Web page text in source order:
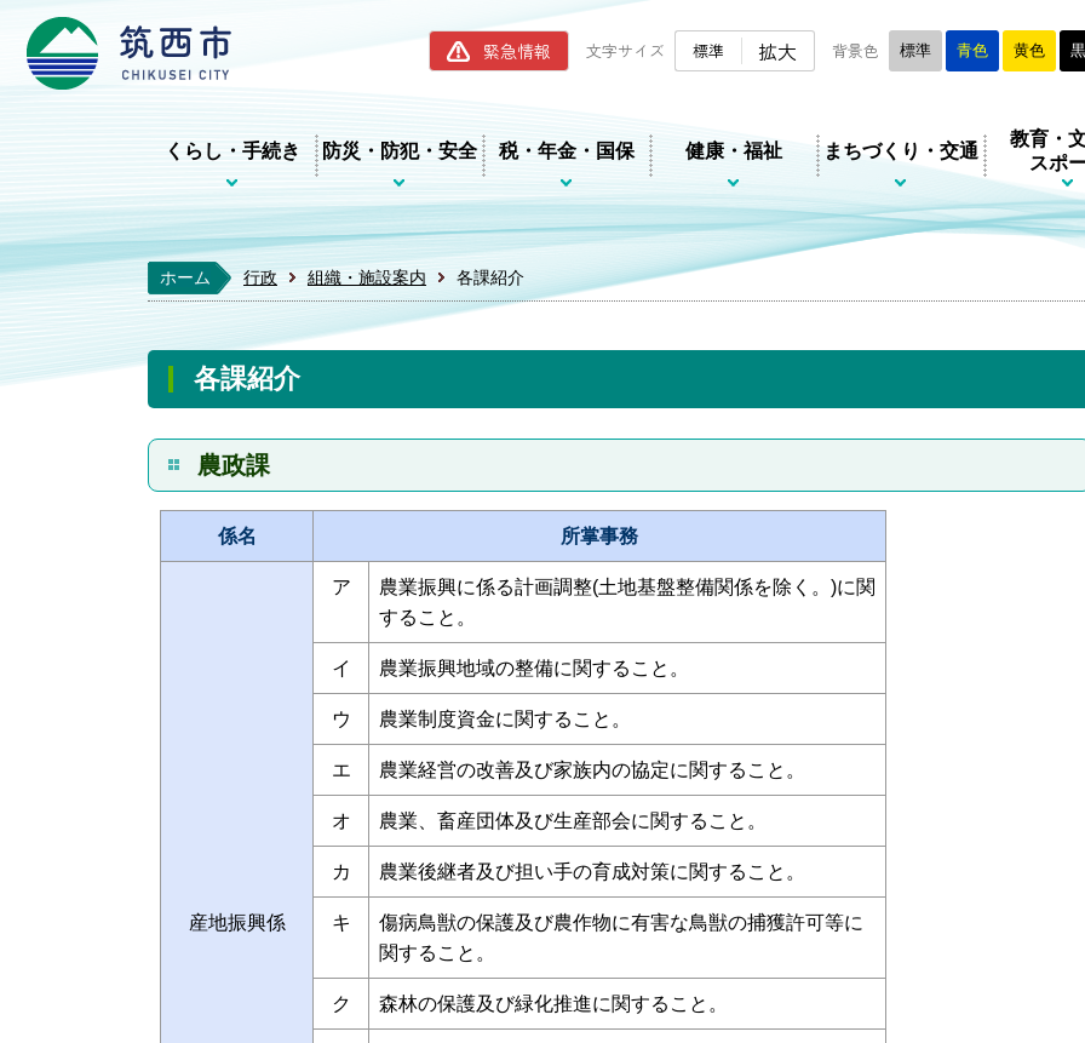
筑西市ホームページ
緊急情報 文字サイズ 標準 拡大 背景色 標準 青色 黄色
くらし・手続き 防災・防犯・安全 税・年金・国保 健康・福祉 まちづくり・交通
教育・
スポ
ホーム 行政 組織・施設案内 各課紹介
各課紹介
農政課
係名 所掌事務
産地振興係
ア
農業振興に係る計画調整(土地基盤整備関係を除く。)に関
すること。
イ 農業振興地域の整備に関すること。
ウ 農業制度資金に関すること。
エ 農業経営の改善及び家族内の協定に関すること。
オ 農業、畜産団体及び生産部会に関すること。
カ 農業後継者及び担い手の育成対策に関すること。
キ
傷病鳥獣の保護及び農作物に有害な鳥獣の捕獲許可等に
関すること。
ク 森林の保護及び緑化推進に関すること。